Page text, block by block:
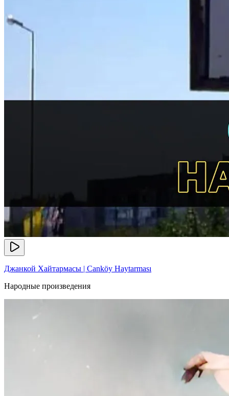
Джанкой Хайтармасы | Canköy Haytarması
Народные произведения